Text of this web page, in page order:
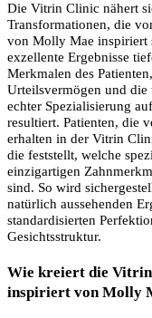
Die Vitrin Clinic nähert
Transformationen, die
von Molly Mae inspiriert
exzellente Ergebnisse
Merkmalen des
Urteilsvermögen und die
echter Spezialisierung
resultiert. Patienten, die
erhalten in der Vitrin
die feststellt, welche
einzigartigen
sind. So wird
natürlich aussehenden
standardisierten
Gesichtsstruktur.
Wie kreiert die
inspiriert von Molly